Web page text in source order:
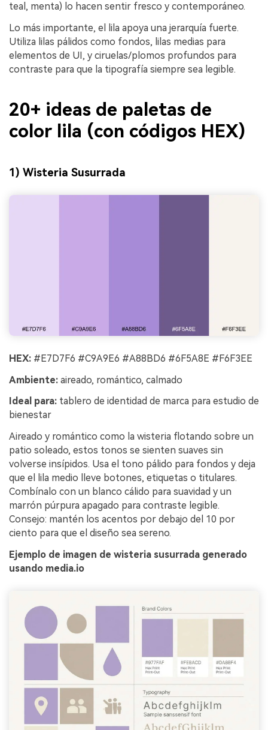
teal, menta) lo hacen sentir fresco y contemporáneo.
Lo más importante, el lila apoya una jerarquía fuerte.
Utiliza lilas pálidos como fondos, lilas medias para
elementos de UI, y ciruelas/plomos profundos para
contraste para que la tipografía siempre sea legible.
20+ ideas de paletas de
color lila (con códigos HEX)
1) Wisteria Susurrada
HEX: #E7D7F6 #C9A9E6 #A88BD6 #6F5A8E #F6F3EE
Ambiente: aireado, romántico, calmado
Ideal para: tablero de identidad de marca para estudio de
bienestar
Aireado y romántico como la wisteria flotando sobre un
patio soleado, estos tonos se sienten suaves sin
volverse insípidos. Usa el tono pálido para fondos y deja
que el lila medio lleve botones, etiquetas o titulares.
Combínalo con un blanco cálido para suavidad y un
marrón púrpura apagado para contraste legible.
Consejo: mantén los acentos por debajo del 10 por
ciento para que el diseño sea sereno.
Ejemplo de imagen de wisteria susurrada generado
usando media.io